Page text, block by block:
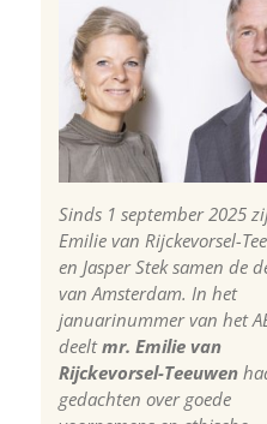
Sinds 1 september 2025
Emilie van Rijckevorsel-
en Jasper Stek samen de
van Amsterdam. In het
januarinummer van het
deeltmr. Emilie van
Rijckevorsel-Teeuwen
gedachten over goede